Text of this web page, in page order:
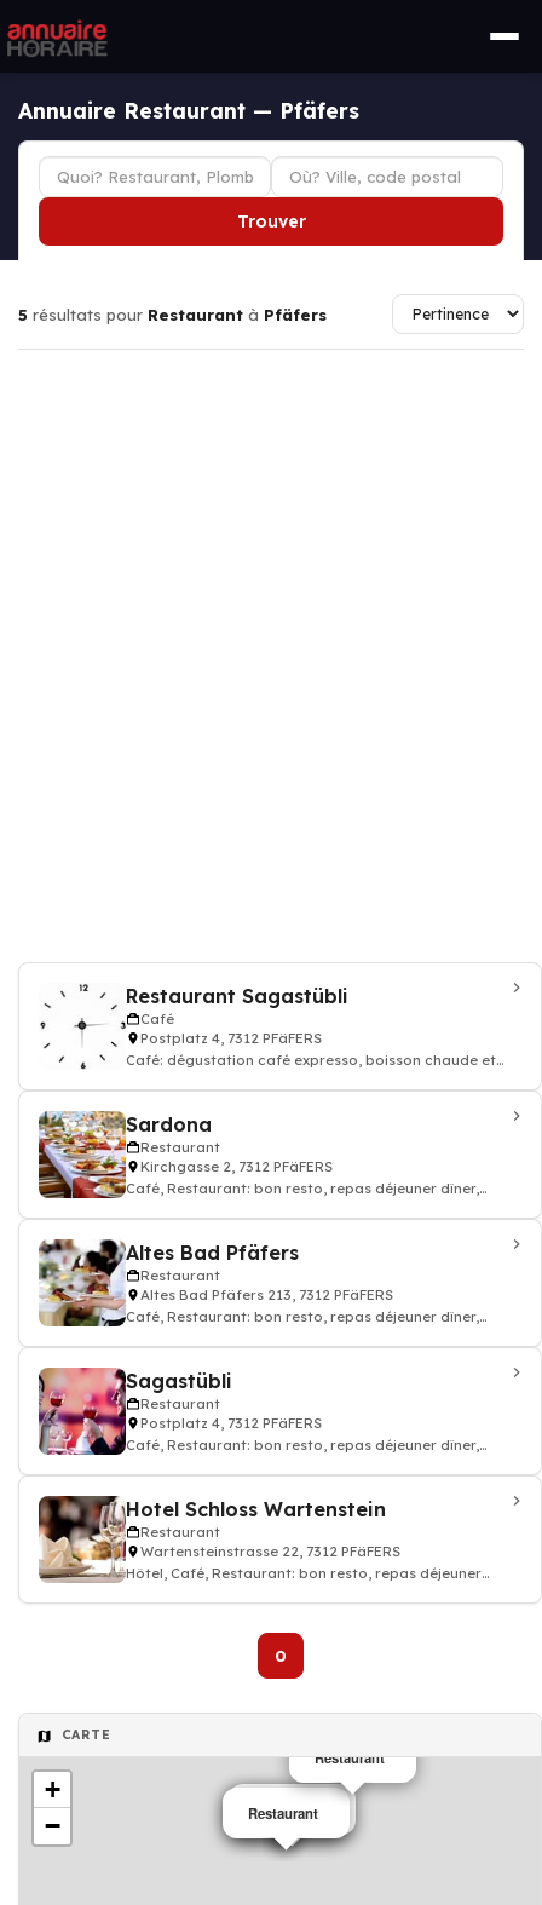
Annuaire Restaurant — Pfäfers
Trouver
5 résultats pour Restaurant à Pfäfers
Restaurant Sagastübli
Café
Postplatz 4, 7312 PFäFERS
Café: dégustation café expresso, boisson chaude et
Sardona
Restaurant
Kirchgasse 2, 7312 PFäFERS
Café, Restaurant: bon resto, repas déjeuner dîner,
Altes Bad Pfäfers
Restaurant
Altes Bad Pfäfers 213, 7312 PFäFERS
Café, Restaurant: bon resto, repas déjeuner dîner,
Sagastübli
Restaurant
Postplatz 4, 7312 PFäFERS
Café, Restaurant: bon resto, repas déjeuner dîner,
Hotel Schloss Wartenstein
Restaurant
Wartensteinstrasse 22, 7312 PFäFERS
Hôtel, Café, Restaurant: bon resto, repas déjeuner
0
CARTE
Café
Restaurant
Restaurant
Restaurant
+
−